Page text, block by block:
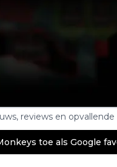
reviews en opvallende
toe als Google